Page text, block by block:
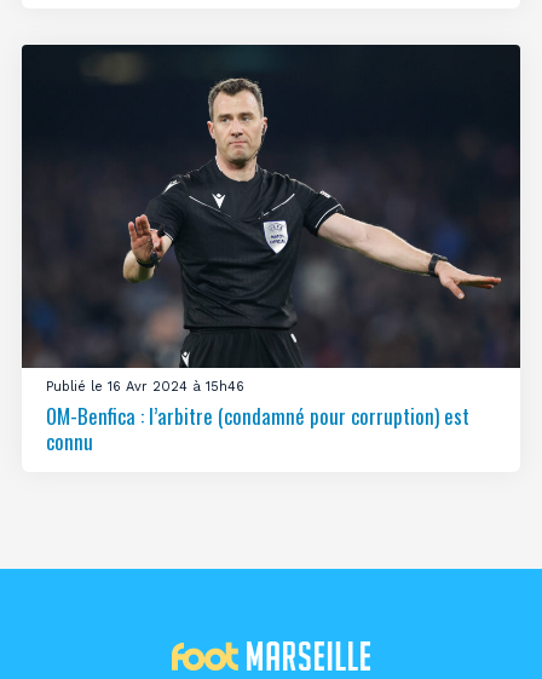
Publié le 16 Avr 2024 à 15h46
OM-Benfica : l’arbitre (condamné pour corruption) est
connu